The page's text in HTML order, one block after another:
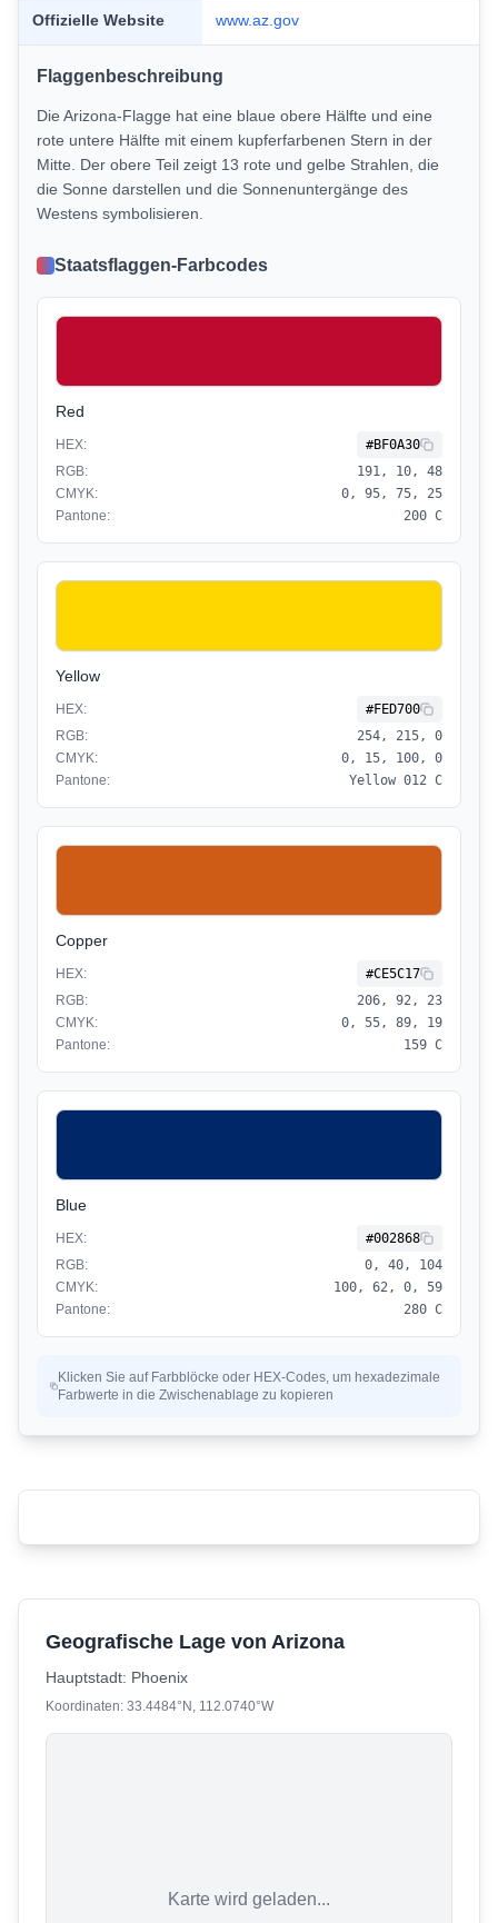
Offizielle Website www.az.gov
Flaggenbeschreibung
Die Arizona-Flagge hat eine blaue obere Hälfte und eine
rote untere Hälfte mit einem kupferfarbenen Stern in der
Mitte. Der obere Teil zeigt 13 rote und gelbe Strahlen, die
die Sonne darstellen und die Sonnenuntergänge des
Westens symbolisieren.
Staatsflaggen-Farbcodes
Red
HEX:
#BF0A30
RGB:
191, 10, 48
CMYK:
0, 95, 75, 25
Pantone:
200 C
Yellow
HEX:
#FED700
RGB:
254, 215, 0
CMYK:
0, 15, 100, 0
Pantone:
Yellow 012 C
Copper
HEX:
#CE5C17
RGB:
206, 92, 23
CMYK:
0, 55, 89, 19
Pantone:
159 C
Blue
HEX:
#002868
RGB:
0, 40, 104
CMYK:
100, 62, 0, 59
Pantone:
280 C
Klicken Sie auf Farbblöcke oder HEX-Codes, um hexadezimale
Farbwerte in die Zwischenablage zu kopieren
Geografische Lage von Arizona
Hauptstadt: Phoenix
Koordinaten: 33.4484°N, 112.0740°W
Karte wird geladen...